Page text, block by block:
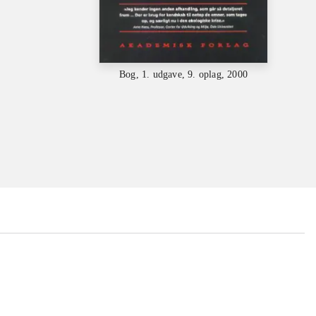
Bog, 1. udgave, 9. oplag, 2000